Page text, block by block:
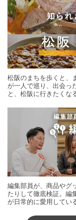
松阪のまちを歩くと、
が一人で巡り、出会っ
と、松阪に行きたくな
編集部員が、商品やグ
たりして徹底検証。編
が日常的に愛用してい